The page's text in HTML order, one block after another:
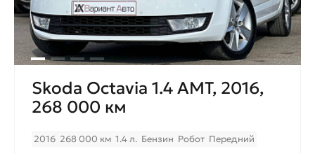
Skoda Octavia 1.4 AMT, 2016,
268 000 км
2016 268 000 км 1.4 л. Бензин Робот Передний